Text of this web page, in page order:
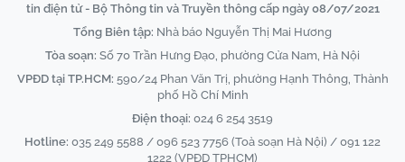
tin điện tử - Bộ Thông tin và Truyền thông cấp ngày 08/07/2021
Tổng Biên tập: Nhà báo Nguyễn Thị Mai Hương
Tòa soạn: Số 70 Trần Hưng Đạo, phường Cửa Nam, Hà Nội
VPĐD tại TP.HCM: 590/24 Phan Văn Trị, phường Hạnh Thông, Thành
phố Hồ Chí Minh
Điện thoại: 024 6 254 3519
Hotline: 035 249 5588 / 096 523 7756 (Toà soạn Hà Nội) / 091 122
1222 (VPĐD TPHCM)